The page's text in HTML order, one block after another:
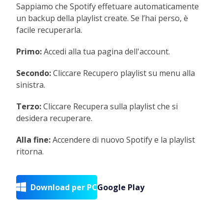
Sappiamo che Spotify effetuare automaticamente
un backup della playlist create. Se l’hai perso, è
facile recuperarla.
Primo:Accedi alla tua pagina dell'account.
Secondo:Cliccare Recupero playlist su menu alla
sinistra.
Terzo:Cliccare Recupera sulla playlist che si
desidera recuperare.
Alla fine:Accendere di nuovo Spotify e la playlist
ritorna.
 Download per PCGoogle Play